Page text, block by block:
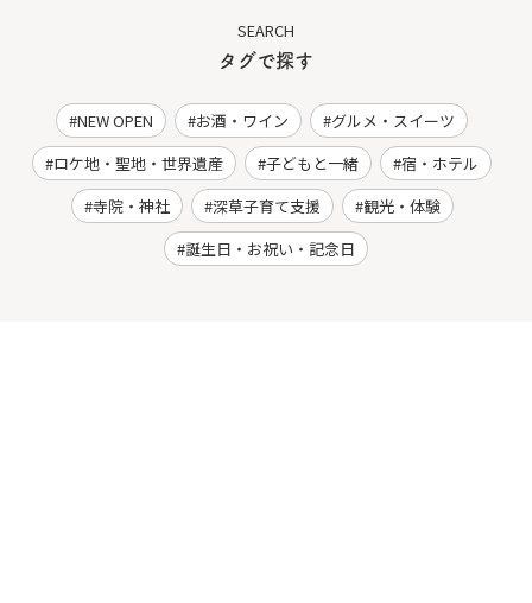
SEARCH
タグで探す
NEW OPEN お酒・ワイン
グルメ・スイーツ
ロケ地・聖地・世界遺産
子どもと一緒
宿・ホテル
寺院・神社
深草子育て支援
観光・体験
誕生日・お祝い・記念日